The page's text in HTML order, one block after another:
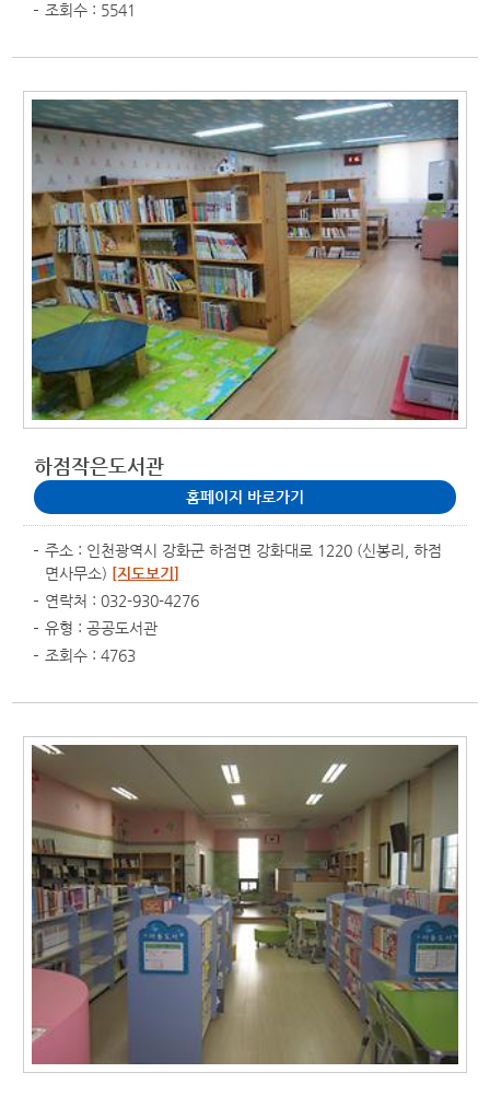
조회수 : 5541
하점작은도서관
홈페이지 바로가기
주소 : 인천광역시 강화군 하점면 강화대로 1220 (신봉리, 하점
면사무소) [지도보기]
연락처 : 032-930-4276
유형 : 공공도서관
조회수 : 4763